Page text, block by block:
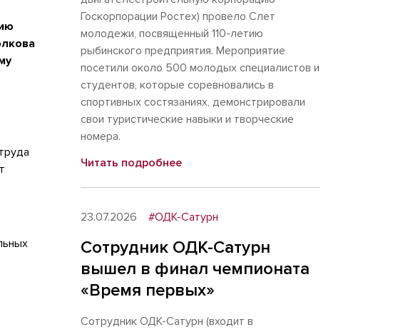
Госкорпорации Ростех) провело Слет
молодежи, посвященный 110-летию
рыбинского предприятия. Мероприятие
посетили около 500 молодых специалистов и
студентов, которые соревновались в
спортивных состязаниях, демонстрировали
свои туристические навыки и творческие
номера.
Читать подробнее
23.07.2026 #ОДК-Сатурн
Сотрудник ОДК-Сатурн
вышел в финал чемпионата
«Время первых»
Сотрудник ОДК-Сатурн (входит в